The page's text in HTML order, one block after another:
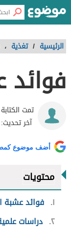
الرئيسية / تغذية ،
تمت
آخر تحديث:
أضف موضوع
محتويات
١ فوائد عشبة
٢ دراسات